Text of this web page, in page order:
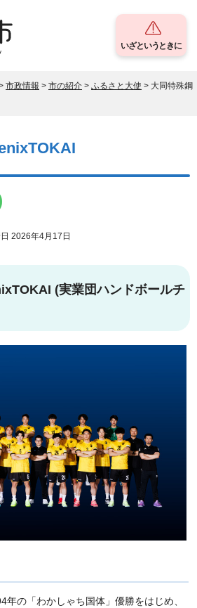
いざというときに
市政情報 > 市の紹介 > ふるさと大使 > 大同特殊鋼
2026年4月17日
(実業団ハンドボールチ
年の「わかしゃち国体」優勝をはじめ、